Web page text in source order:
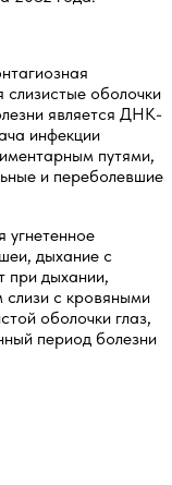
оболочки
является ДНК-
инфекции
путями,
и переболевшие
угнетенное
дыхание с
при дыхании,
с кровяными
оболочки глаз,
период болезни